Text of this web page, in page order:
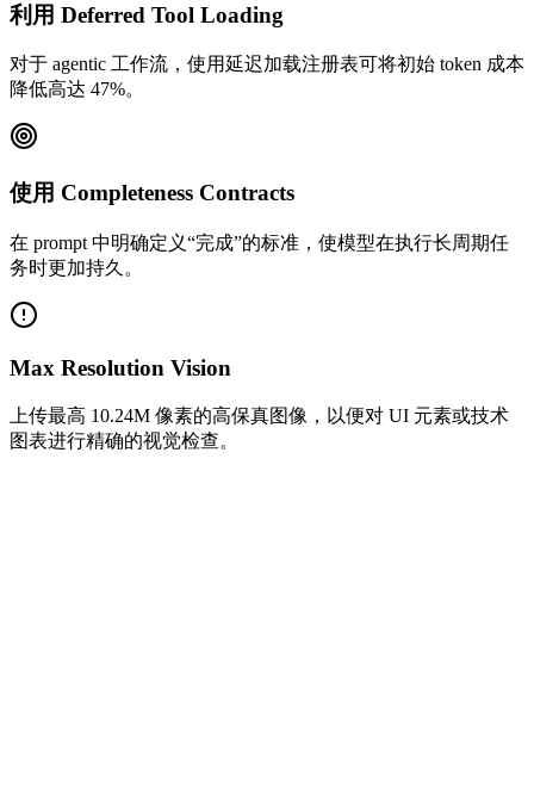
利用 Deferred Tool Loading
对于 agentic 工作流，使用延迟加载注册表可将初始 token 成本
降低高达 47%。
使用 Completeness Contracts
在 prompt 中明确定义“完成”的标准，使模型在执行长周期任
务时更加持久。
Max Resolution Vision
上传最高 10.24M 像素的高保真图像，以便对 UI 元素或技术
图表进行精确的视觉检查。